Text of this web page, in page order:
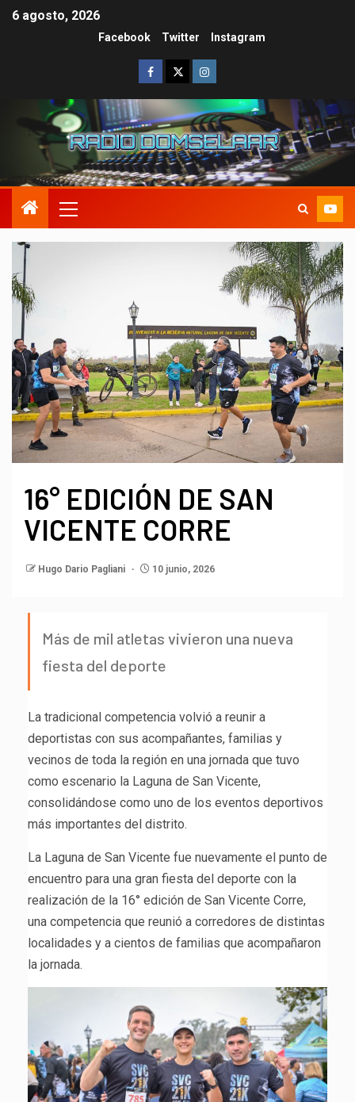
6 agosto, 2026
Facebook Twitter Instagram
16° EDICIÓN DE SAN
VICENTE CORRE
Hugo Dario Pagliani 10 junio, 2026
Más de mil atletas vivieron una nueva
fiesta del deporte
La tradicional competencia volvió a reunir a
deportistas con sus acompañantes, familias y
vecinos de toda la región en una jornada que tuvo
como escenario la Laguna de San Vicente,
consolidándose como uno de los eventos deportivos
más importantes del distrito.
La Laguna de San Vicente fue nuevamente el punto de
encuentro para una gran fiesta del deporte con la
realización de la 16° edición de San Vicente Corre,
una competencia que reunió a corredores de distintas
localidades y a cientos de familias que acompañaron
la jornada.